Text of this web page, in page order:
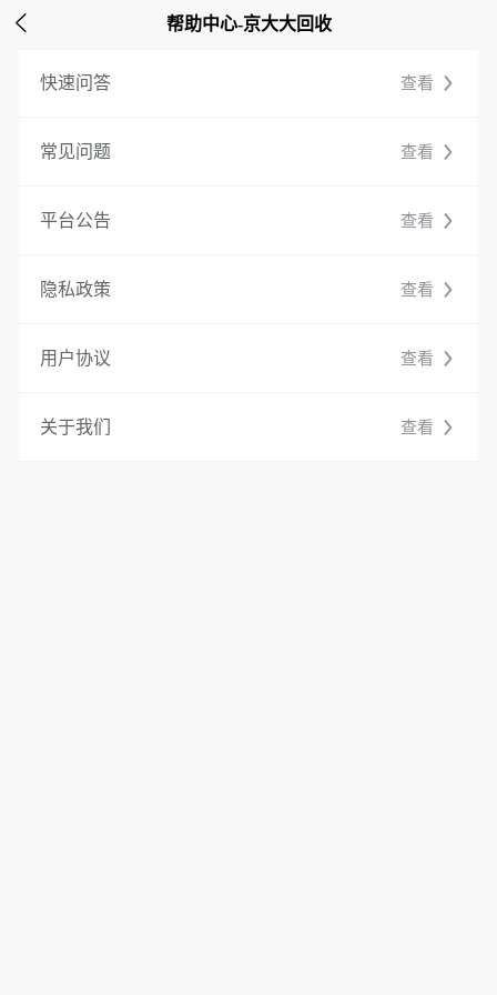
 帮助中心-京大大回收
快速问答 查看
常见问题 查看
平台公告 查看
隐私政策 查看
用户协议 查看
关于我们 查看